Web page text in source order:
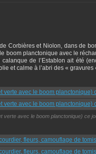
Corbières et Niolon, dans de
boom planctonique avec le
de l’Establon ait été
et calme à l’abri des « gravures
verte avec le boom planctonique) ce